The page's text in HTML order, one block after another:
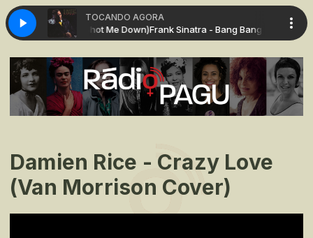
TOCANDO AGORA
Bang (My Baby Shot Me Down)Frank Sinatra - Bang Bang (My Baby
Damien Rice - Crazy Love
(Van Morrison Cover)